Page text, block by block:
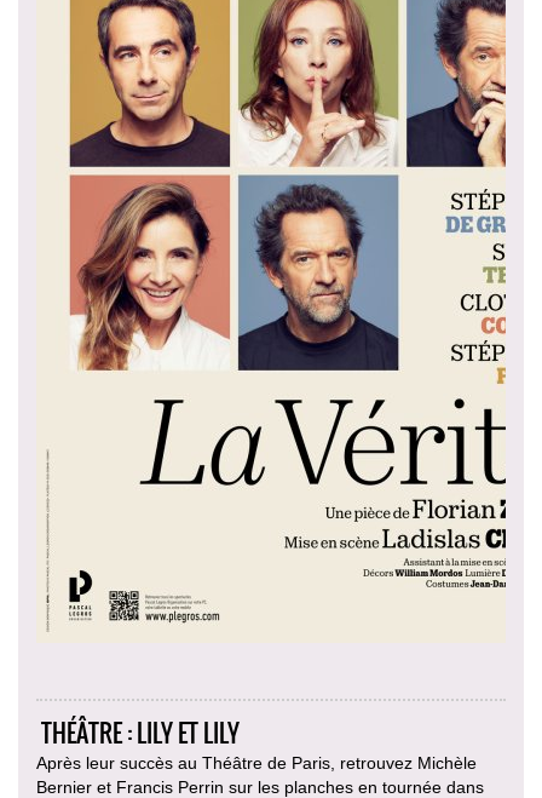
THÉÂTRE : LILY ET LILY
Après leur succès au Théâtre de Paris, retrouvez Michèle
Bernier et Francis Perrin sur les planches en tournée dans